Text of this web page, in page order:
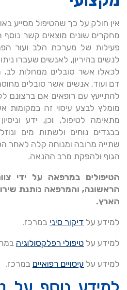
אין חולק על כך שהטיפול מסייע
מחקרים שונים מוצאים קשר נוסף
פעילות של מערכת הלב ועור
לנשים בהיריון, לאנשים שעברו
לכאלו אשר סובלים ממחלות לב,
דם ועוד. אנשים אשר סובלים
להתייעץ עם רופאים אם ברצונם
מומלץ לבצע עיסוי זה
מתאימה לטיפול, וכן, ידע
בבגדים נוחים ולשתות מים
שתייה מרובה ומנוחה קלה לאחר
הגוף ולהפקת מרב ההנאה.
הטיפולים במרפאה על ידי
הראשונה, והמרפאה נותנת
הארץ.
למידע על דיקור סיני במרכז.
למידע על טיפולי רפלקסולוגיה
למידע על עיסויים רפואיים במרכז.